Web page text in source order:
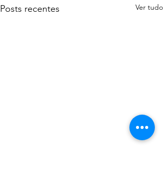
Posts recentes Ver tudo